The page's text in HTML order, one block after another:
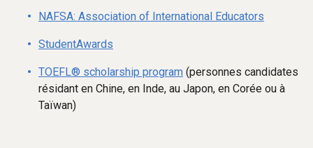
NAFSA: Association of International Educators
StudentAwards
TOEFL® scholarship program (personnes candidates
résidant en Chine, en Inde, au Japon, en Corée ou à
Taïwan)